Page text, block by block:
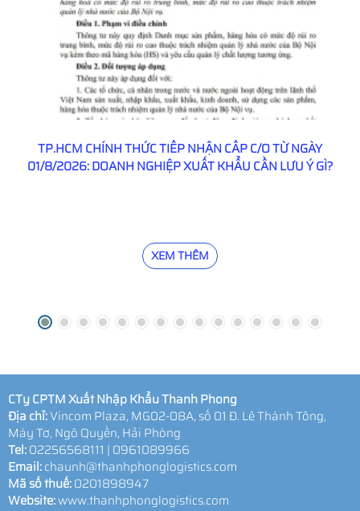
TP.HCM CHÍNH THỨC TIẾP NHẬN CẤP C/O TỪ NGÀY
01/8/2026: DOANH NGHIỆP XUẤT KHẨU CẦN LƯU Ý GÌ?
XEM THÊM
CTy CPTM Xuất Nhập Khẩu Thanh Phong
Địa chỉ:Vincom Plaza, MG02-08A, số 01 Đ. Lê Thánh Tông,
Máy Tơ, Ngô Quyền, Hải Phòng
Tel:02256568111 | 0961089966
Email:chaunh@thanhphonglogistics.com
Mã số thuế:0201898947
Website:www.thanhphonglogistics.com